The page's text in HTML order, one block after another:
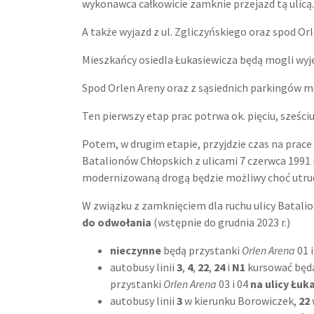
wykonawca całkowicie zamknie przejazd tą ulicą.
A także wyjazd z ul. Zgliczyńskiego oraz spod
Mieszkańcy osiedla Łukasiewicza będą mogli
Spod Orlen Areny oraz z sąsiednich parkingów
Ten pierwszy etap prac potrwa ok. pięciu,
Potem, w drugim etapie, przyjdzie czas na
Batalionów Chłopskich z ulicami 7 czerwca
modernizowaną drogą będzie możliwy choć
W związku z zamknięciem dla ruchu ulicy
do odwołania (wstępnie do grudnia 2023 r.)
nieczynne będą przystanki Orlen Arena 01
autobusy linii 3, 4, 22, 24i N1 kursować
przystanki Orlen Arena 03 i 04 na ulicy
autobusy linii 3w kierunku Borowiczek, 22